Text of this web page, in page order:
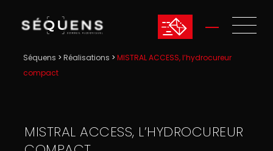
Séquens >Réalisations >MISTRAL ACCESS, l’hydrocureur
compact
MISTRAL ACCESS, L’HYDROCUREUR